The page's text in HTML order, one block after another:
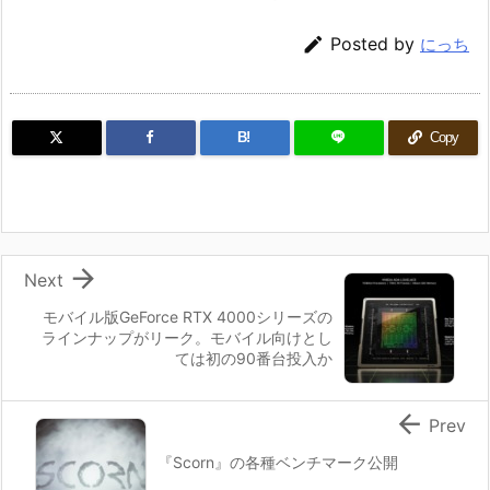
 Posted by にっち
B! Copy
モバイル版GeForce RTX 4000シリーズの
ラインナップがリーク。モバイル向けとし
ては初の90番台投入か

Next
『Scorn』の各種ベンチマーク公開
 Prev